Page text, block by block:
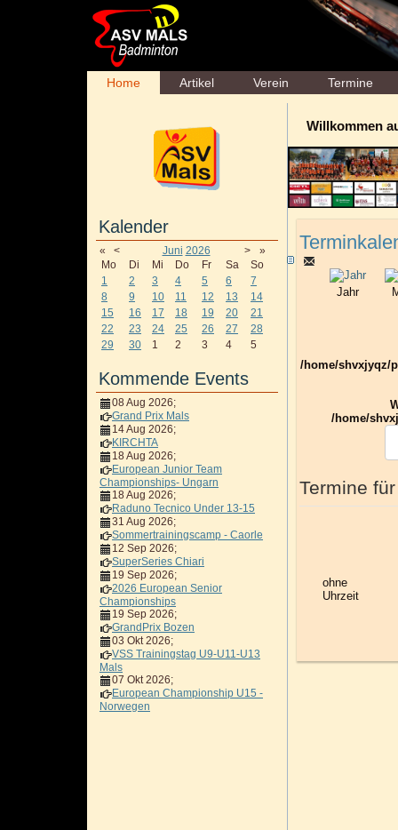
Home Artikel Verein Termine
Kalender
« < Juni 2026 >
»
Mo
Di Mi Do Fr Sa
So
1
2 3 4 5 6
7
8
9 10 11 12 13
14
15
16 17 18 19 20
21
22
23 24 25 26 27
28
29
30 1 2 3 4 5
Kommende Events
08 Aug 2026;
Grand Prix Mals
14 Aug 2026;
KIRCHTA
18 Aug 2026;
European Junior Team
Championships- Ungarn
18 Aug 2026;
Raduno Tecnico Under 13-15
31 Aug 2026;
Sommertrainingscamp - Caorle
12 Sep 2026;
SuperSeries Chiari
19 Sep 2026;
2026 European Senior
Championships
19 Sep 2026;
GrandPrix Bozen
03 Okt 2026;
VSS Trainingstag U9-U11-U13
Mals
07 Okt 2026;
European Championship U15 -
Norwegen
Willkommen
Jahr
/home/shvxjyqz/
/home/
Termine für
ohne
Uhrzeit